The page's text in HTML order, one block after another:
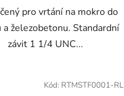
pro vrtání na mokro do
a železobetonu. Standardní
závit 1 1/4 UNC...
Kód: RTMSTF0001-RL